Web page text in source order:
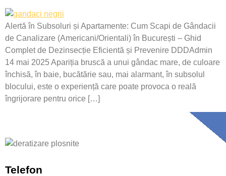
Alertă în Subsoluri și Apartamente: Cum Scapi de Gândacii
de Canalizare (Americani/Orientali) în București – Ghid
Complet de Dezinsecție Eficientă și Prevenire DDDAdmin
14 mai 2025 Apariția bruscă a unui gândac mare, de culoare
închisă, în baie, bucătărie sau, mai alarmant, în subsolul
blocului, este o experiență care poate provoca o reală
îngrijorare pentru orice […]
Telefon